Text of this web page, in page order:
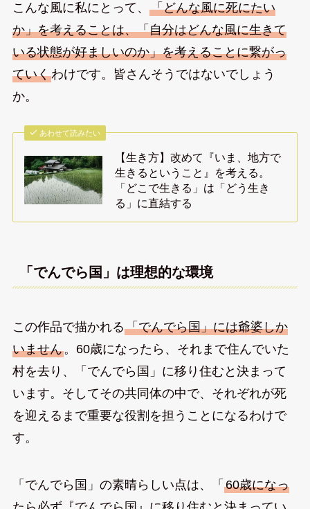
こんな風に私にとって、 「どんな風に死にたい
か」を考えることは、「自分はどんな風に生きて
いる状態が好ましいのか」を考えることに繋がっ
ていくわけです。皆さんそうではないでしょう
か。
あわせて読みたい
【生き方】改めて『いま、地方で
生きるということ』を考える。
「どこで生きる」は「どう生き
る」に直結する
「でんでら国」は理想的な環境
この作品で描かれる「でんでら国」には爺婆しか
いません。60歳になったら、それまで住んでいた
村を去り、「でんでら国」に移り住むと決まって
います。そしてその共同体の中で、それぞれが死
を迎えるまで重要な役割を担うことになるわけで
す。
「でんでら国」の素晴らしい点は、「 60歳になっ